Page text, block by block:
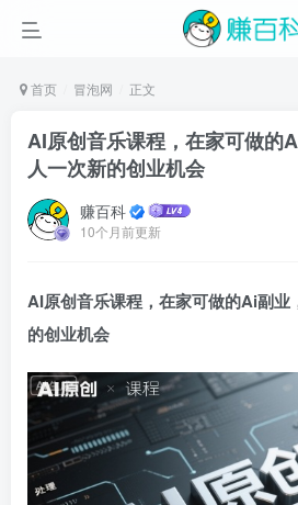
首页 冒泡网 正文
AI原创音乐课程，在家可做的
人一次新的创业机会
赚百科
10个月前更新
AI原创音乐课程，在家可做的Ai副
的创业机会